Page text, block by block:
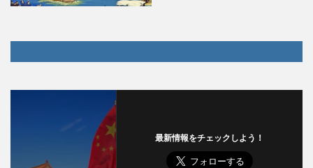
最新情報をチェックしよう！